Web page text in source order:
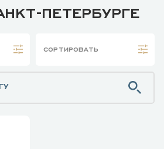
ПЕТЕРБУРГЕ
СОРТИРОВАТЬ